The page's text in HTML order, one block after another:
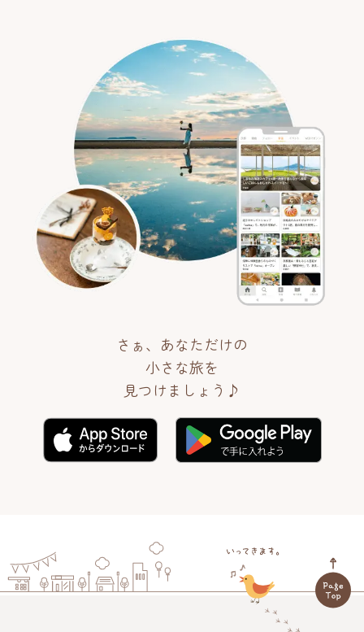
さぁ、あなただけの
小さな旅を
見つけましょう♪